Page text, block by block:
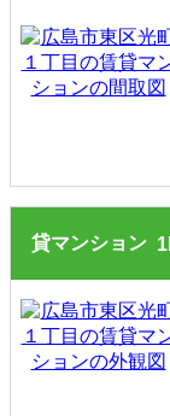
貸マンション 1